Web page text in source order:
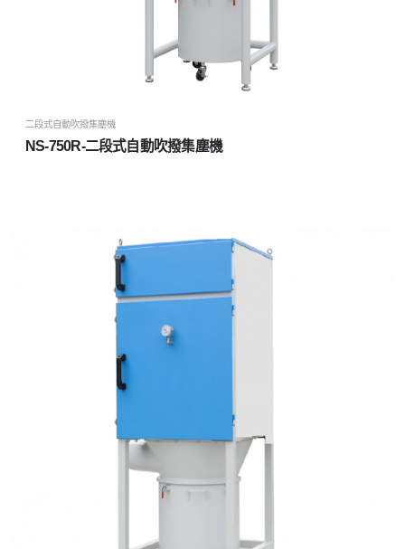
二段式自動吹撥集塵機
NS-750R-二段式自動吹撥集塵機